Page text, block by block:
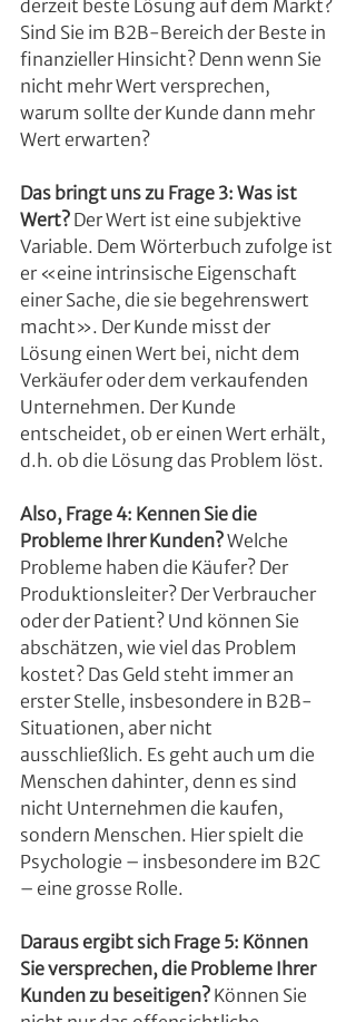
derzeit beste Lösung auf dem Markt?
Sind Sie im B2B-Bereich der Beste in
finanzieller Hinsicht? Denn wenn Sie
nicht mehr Wert versprechen,
warum sollte der Kunde dann mehr
Wert erwarten?
Das bringt uns zu Frage 3: Was ist
Wert? Der Wert ist eine subjektive
Variable. Dem Wörterbuch zufolge ist
er «eine intrinsische Eigenschaft
einer Sache, die sie begehrenswert
macht». Der Kunde misst der
Lösung einen Wert bei, nicht dem
Verkäufer oder dem verkaufenden
Unternehmen. Der Kunde
entscheidet, ob er einen Wert erhält,
d.h. ob die Lösung das Problem löst.
Also, Frage 4: Kennen Sie die
Probleme Ihrer Kunden? Welche
Probleme haben die Käufer? Der
Produktionsleiter? Der Verbraucher
oder der Patient? Und können Sie
abschätzen, wie viel das Problem
kostet? Das Geld steht immer an
erster Stelle, insbesondere in B2B-
Situationen, aber nicht
ausschließlich. Es geht auch um die
Menschen dahinter, denn es sind
nicht Unternehmen die kaufen,
sondern Menschen. Hier spielt die
Psychologie – insbesondere im B2C
– eine grosse Rolle.
Daraus ergibt sich Frage 5: Können
Sie versprechen, die Probleme Ihrer
Kunden zu beseitigen? Können Sie